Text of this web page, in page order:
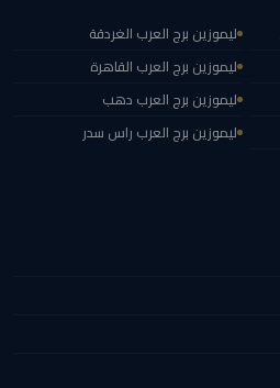
ليموزين برج العرب الغردقة
ليموزين برج العرب القاهرة
ليموزين برج العرب دهب
ليموزين برج العرب راس سدر